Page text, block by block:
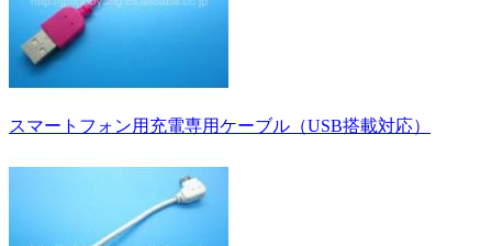
スマートフォン用充電専用ケーブル（USB搭載対応）